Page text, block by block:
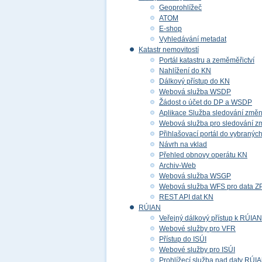
Geoprohlížeč
ATOM
E-shop
Vyhledávání metadat
Katastr nemovitostí
Portál katastru a zeměměřictví
Nahlížení do KN
Dálkový přístup do KN
Webová služba WSDP
Žádost o účet do DP a WSDP
Aplikace Služba sledování změn
Webová služba pro sledování
Přihlašovací portál do
Návrh na vklad
Přehled obnovy operátu KN
Archiv-Web
Webová služba WSGP
Webová služba WFS pro data
REST API dat KN
RÚIAN
Veřejný dálkový přístup k RÚIAN
Webové služby pro VFR
Přístup do ISÚI
Webové služby pro ISÚI
Prohlížecí služba nad daty